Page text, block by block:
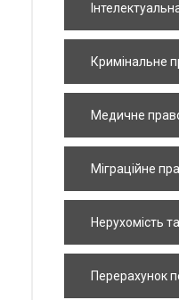
Кримінальне
Медичне
Міграційне
Нерухомість
Перерахунок